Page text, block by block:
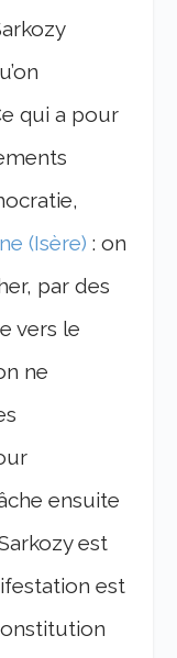
qui a pour
(Isère) : on
par des
vers le
ne
ensuite
est
est